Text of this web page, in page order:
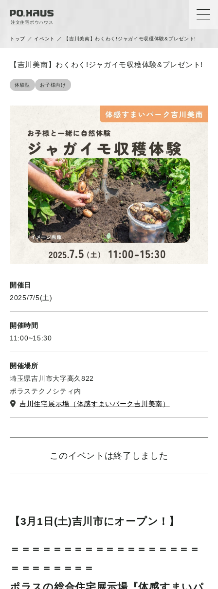
注文住宅ポウハウス
トップ ／ イベント ／ 【吉川美南】わくわく!ジャガイモ収穫体験&プレゼント!
【吉川美南】わくわく!ジャガイモ収穫体験&プレゼント!
体験型 お子様向け
開催日
2025/7/5(土)
開催時間
11:00~15:30
開催場所
埼玉県吉川市大字高久822
ポラステクノシティ内
吉川住宅展示場（体感すまいパーク吉川美南）
このイベントは終了しました
【3月1日(土)吉川市にオープン！】
＝＝＝＝＝＝＝＝＝＝＝＝＝＝＝＝＝＝
＝＝＝＝＝＝＝＝
ポラスの総合住宅展示場『体感すまいパ